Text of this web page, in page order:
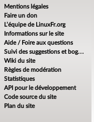
Mentions légales
Faire un don
L’équipe de LinuxFr.org
Informations sur le site
Aide / Foire aux questions
Suivi des suggestions et bogues
Wiki du site
Règles de modération
Statistiques
API pour le développement
Code source du site
Plan du site